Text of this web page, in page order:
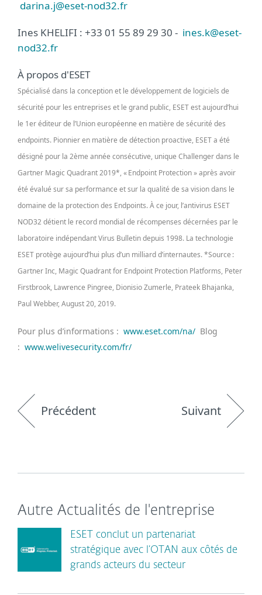
darina.j@eset-nod32.fr
Ines KHELIFI : +33 01 55 89 29 30 - ines.k@eset-
nod32.fr
À propos d'ESET
Spécialisé dans la conception et le développement de logiciels de
sécurité pour les entreprises et le grand public, ESET est aujourd’hui
le 1er éditeur de l’Union européenne en matière de sécurité des
endpoints. Pionnier en matière de détection proactive, ESET a été
désigné pour la 2ème année consécutive, unique Challenger dans le
Gartner Magic Quadrant 2019*, « Endpoint Protection » après avoir
été évalué sur sa performance et sur la qualité de sa vision dans le
domaine de la protection des Endpoints. À ce jour, l’antivirus ESET
NOD32 détient le record mondial de récompenses décernées par le
laboratoire indépendant Virus Bulletin depuis 1998. La technologie
ESET protège aujourd’hui plus d’un milliard d’internautes. *Source :
Gartner Inc, Magic Quadrant for Endpoint Protection Platforms, Peter
Firstbrook, Lawrence Pingree, Dionisio Zumerle, Prateek Bhajanka,
Paul Webber, August 20, 2019.
Pour plus d’informations : www.eset.com/na/ Blog
: www.welivesecurity.com/fr/
Précédent Suivant
Autre Actualités de l'entreprise
ESET conclut un partenariat
stratégique avec l’OTAN aux côtés de
grands acteurs du secteur